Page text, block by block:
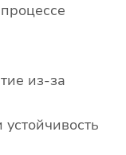
из-за